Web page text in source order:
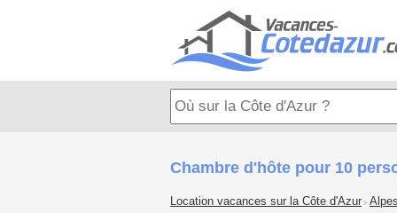
Chambre d'hôte pour 10
Location vacances sur la Côte d'Azur >